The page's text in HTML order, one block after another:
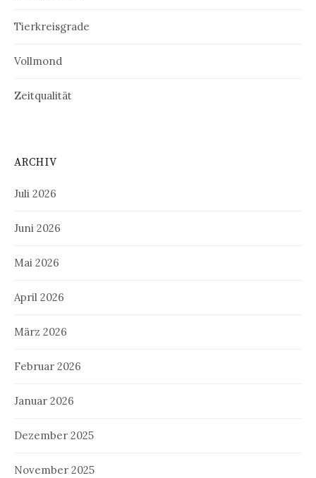
Tierkreisgrade
Vollmond
Zeitqualität
ARCHIV
Juli 2026
Juni 2026
Mai 2026
April 2026
März 2026
Februar 2026
Januar 2026
Dezember 2025
November 2025